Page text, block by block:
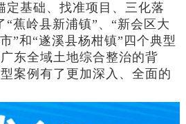
定基础、找准项目、三化落
“蕉岭县新浦镇”、“新会区大
”和“遂溪县杨柑镇”四个典型
东全域土地综合整治的背
案例有了更加深入、 全面的